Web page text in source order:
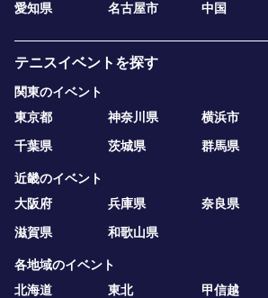
愛知県
名古屋市 中国
テニスイベントを探す
関東のイベント
東京都
神奈川県 横浜市
千葉県
茨城県 群馬県
近畿のイベント
大阪府
兵庫県 奈良県
滋賀県
和歌山県
各地域のイベント
北海道
東北 甲信越